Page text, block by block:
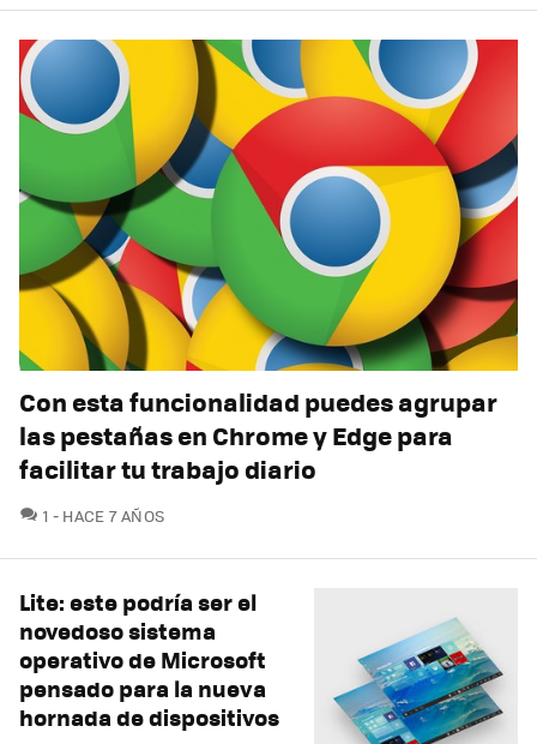
Con esta funcionalidad puedes agrupar
las pestañas en Chrome y Edge para
facilitar tu trabajo diario
1 COMENTARIOS
HACE 7 AÑOS
Lite: este podría ser el
novedoso sistema
operativo de Microsoft
pensado para la nueva
hornada de dispositivos